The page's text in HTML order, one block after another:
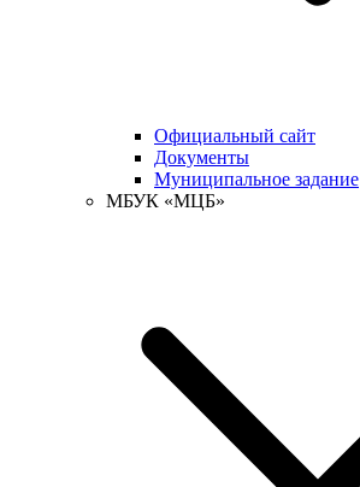
Официальный сайт
Документы
Муниципальное задание
МБУК «МЦБ»